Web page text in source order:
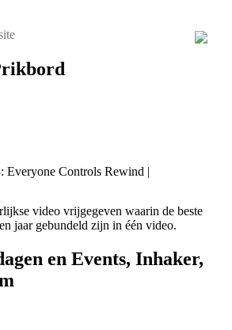
Everyone Controls Rewind |
video vrijgegeven waarin de beste
jaar gebundeld zijn in één video.
en Events, Inhaker,